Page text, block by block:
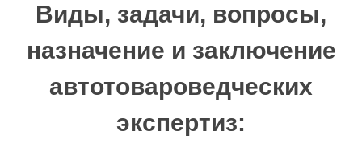
Виды, задачи, вопросы,
назначение и заключение
автотовароведческих
экспертиз: